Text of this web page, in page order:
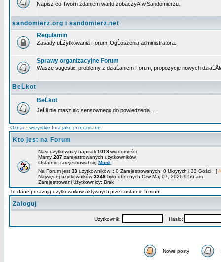
Napisz co Twoim zdaniem warto zobaczyÄ w Sandomierzu.
sandomierz.org i sandomierz.net
Regulamin
Zasady uĹźytkowania Forum. OgĹoszenia administratora.
Sprawy organizacyjne Forum
Wasze sugestie, problemy z dziaĹaniem Forum, propozycje nowych
BeĹkot
BeĹkot
JeĹli nie masz nic sensownego do powiedzenia....
Oznacz wszystkie fora jako przeczytane
Kto jest na Forum
Nasi użytkownicy napisali 1018 wiadomości
Mamy 287 zarejestrowanych użytkowników
Ostatnio zarejestrował się Monk
Na Forum jest 33 użytkowników :: 0 Zarejestrowanych, 0 Ukrytych i 33 Gości [
Najwięcej użytkowników3349 było obecnych Czw Maj 07, 2026 9:56 am
Zarejestrowani Użytkownicy: Brak
Te dane pokazują użytkowników aktywnych przez ostatnie 5 minut
Zaloguj
Użytkownik: Hasło:
Nowe posty